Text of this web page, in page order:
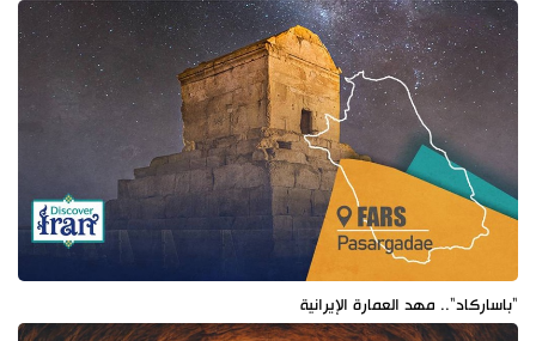
"باساركاد".. مهد العمارة الإيرانية